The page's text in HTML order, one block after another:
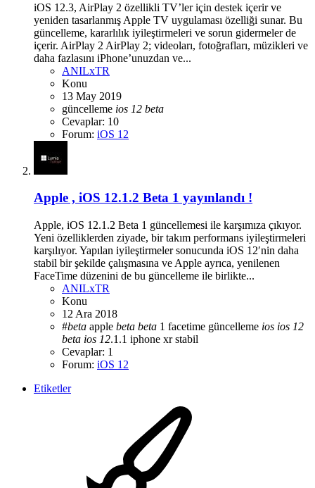
iOS 12.3, AirPlay 2 özellikli TV’ler için destek içerir ve
yeniden tasarlanmış Apple TV uygulaması özelliği sunar. Bu
güncelleme, kararlılık iyileştirmeleri ve sorun gidermeler de
içerir. AirPlay 2 AirPlay 2; videoları, fotoğrafları, müzikleri ve
daha fazlasını iPhone’unuzdan ve...
ANILxTR
Konu
13 May 2019
güncelleme ios 12 beta
Cevaplar: 10
Forum: iOS 12
Apple , iOS 12.1.2 Beta 1 yayınlandı !
Apple, iOS 12.1.2 Beta 1 güncellemesi ile karşımıza çıkıyor.
Yeni özelliklerden ziyade, bir takım performans iyileştirmeleri
karşılıyor. Yapılan iyileştirmeler sonucunda iOS 12′nin daha
stabil bir şekilde çalışmasına ve Apple ayrıca, yenilenen
FaceTime düzenini de bu güncelleme ile birlikte...
ANILxTR
Konu
12 Ara 2018
#beta apple beta beta 1 facetime güncelleme ios ios 12
beta ios 12.1.1 iphone xrstabil
Cevaplar: 1
Forum: iOS 12
Etiketler